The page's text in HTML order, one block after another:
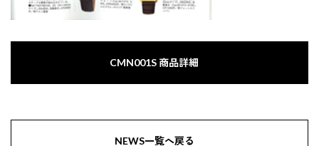
CMN001S 商品詳細
NEWS一覧へ戻る